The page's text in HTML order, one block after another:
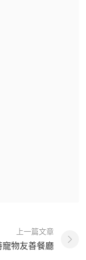
上一篇文章
物友善餐廳